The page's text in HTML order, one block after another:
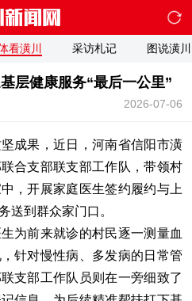
看潢川 采访札记 图说潢川
层健康服务“最后一公里”
2026-07-06
果，近日，河南省信阳市潢
合支部联支部工作队，带领村
，开展家庭医生签约履约与上
送到群众家门口。
前来就诊的村民逐一测量血
针对慢性病、多发病的日常管
支部工作队员则在一旁细致了